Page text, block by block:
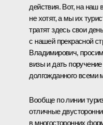
действия. Вот, на наш
не хотят, а мы их
тратят здесь свои
с нашей прекрасной
Владимирович,
визы и дать
долгожданного всеми
Вообще по линии
отличные
в многосторонних